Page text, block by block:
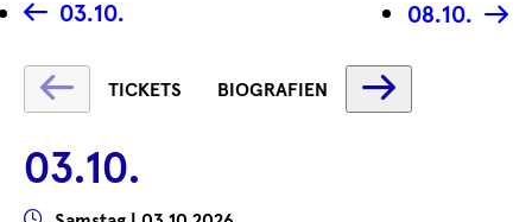
03.10. 08.10.
Text
wird
geladen
...
TICKETS BIOGRAFIEN
wird
03.10.
Wann